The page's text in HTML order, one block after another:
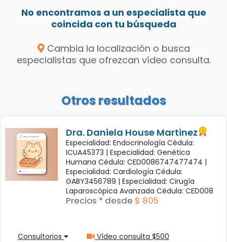
No encontramos a un especialista que
coincida con tu búsqueda
Cambia la localización o busca
especialistas que ofrezcan vídeo consulta.
Otros resultados
Dra. Daniela House Martinez
Especialidad: Endocrinología Cédula:
ICUA45373 | Especialidad: Genética
Humana Cédula: CED0086747477474 |
Especialidad: Cardiología Cédula:
GABY3456789 | Especialidad: Cirugía
Laparoscópica Avanzada Cédula: CED008
Precios * desde $ 805
Consultorios Vídeo consulta $500